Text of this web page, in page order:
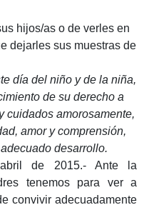
hijos/as o de verles en
dejarles sus muestras de
día del niño y de la niña,
de su derecho a
cuidados amorosamente,
amor y comprensión,
desarrollo.
de 2015.- Ante la
tenemos para ver a
convivir adecuadamente